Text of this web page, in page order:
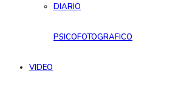
DIARIO
PSICOFOTOGRAFICO
VIDEO